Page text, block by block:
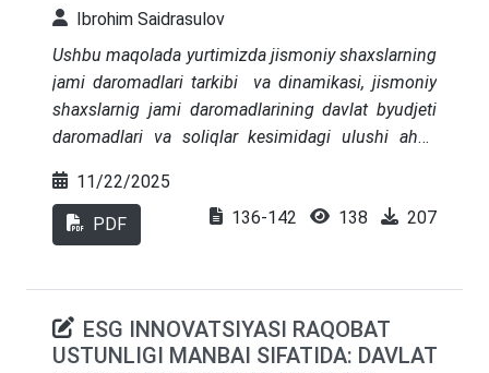
vazifalaridan biri hisoblanadi. Tadqiqot davomida
rivojlangan mamlakatlar tajribasiga tayangan
holda amaliy taklif va tavsiyalar ishlab chiqilgan.
Umuman olganda, korporativ boshqaruvni
samarali rivojlantirish korxonalar faoliyatining
natijadorligini oshirish bilan birga, iqtisodiy
barqarorlikni mustahkamlashga xizmat qiladi
Ibrohim Saidrasulov
Ushbu maqolada yurtimizda jismoniy shaxslarning
jami daromadlari tarkibi va dinamikasi, jismoniy
shaxslarnig jami daromadlarining davlat byudjeti
daromadlari va soliqlar kesimidagi ulushi aholi
mulkiy daromadlarini o‘rganish orqali ularning
davlat byudjeti daromadlariga ta’siri raqamlar bilan
tahlil qilingan, shuningdek tegishli xulosa va
11/22/2025
PDF 136-142 138 207
ESG INNOVATSIYASI RAQOBAT
USTUNLIGI MANBAI SIFATIDA: DAVLAT